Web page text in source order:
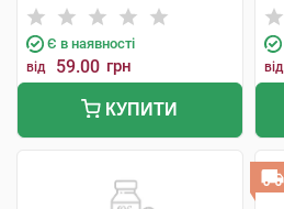
Є в наявності
від 59.00 грн
КУПИТИ
від